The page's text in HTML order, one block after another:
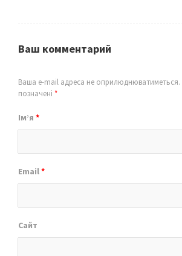
Ваш комментарий
Ваша e-mail адреса не оприлюднюватиметься.
позначені *
Ім’я *
Email*
Сайт